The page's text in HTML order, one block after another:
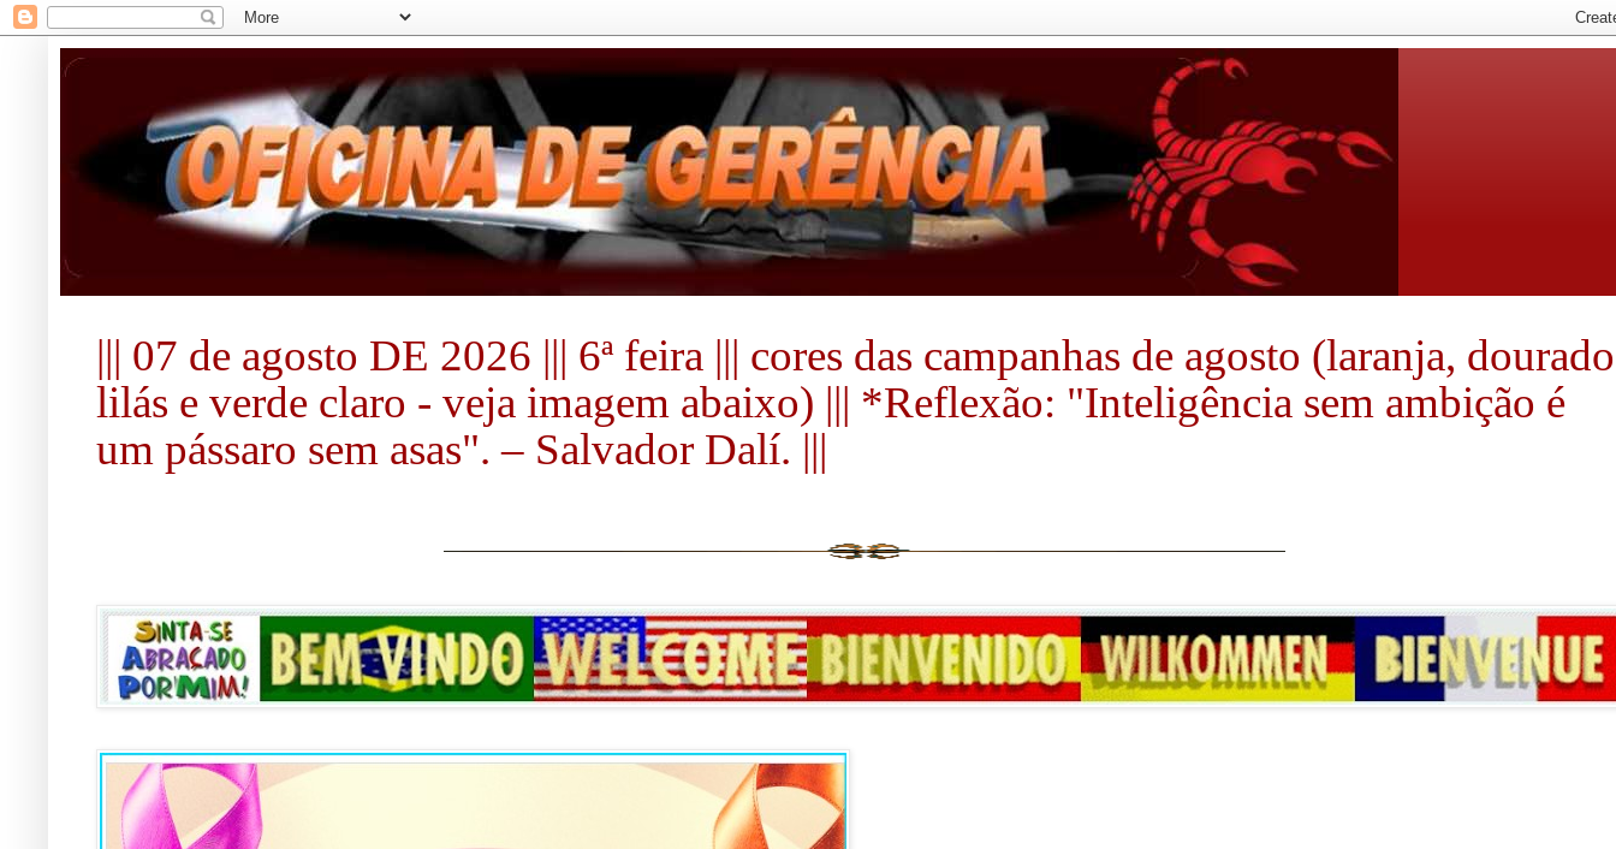
||| 07 de agosto DE 2026 ||| 6ª feira ||| cores das campanhas de agosto (laranja,
lilás e verde claro - veja imagem abaixo) ||| *Reflexão: "Inteligência sem ambição é
um pássaro sem asas". – Salvador Dalí. |||